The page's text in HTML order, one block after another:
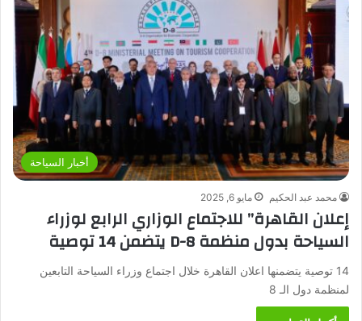
أخبار السياحة
محمد عبد الحكيم مايو 6, 2025
إعلان القاهرة” للاجتماع الوزاري الرابع لوزراء
السياحة بدول منظمة D-8 يتضمن 14 توصية
14 توصية يتضمنها اعلان القاهرة خلال اجتماع وزراء السياحة التابعين
لمنظمة دول الـ 8